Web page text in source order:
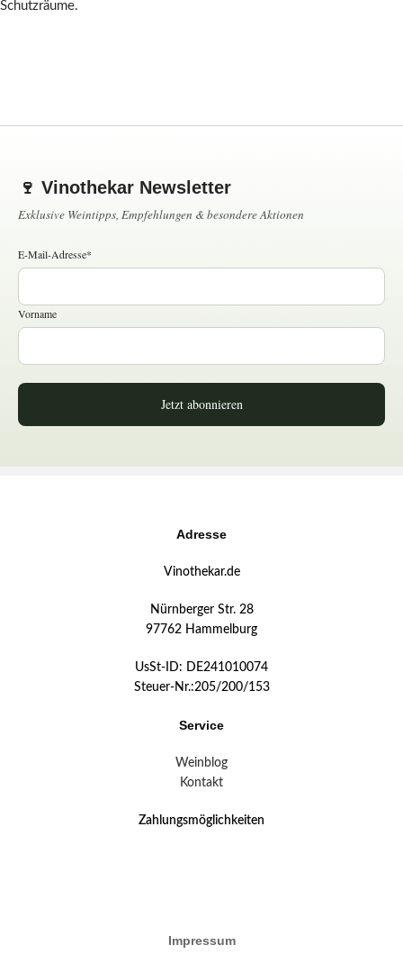
Schutzräume.
🍷 Vinothekar Newsletter
Exklusive Weintipps, Empfehlungen & besondere Aktionen
E-Mail-Adresse*
Vorname
Jetzt abonnieren
Adresse
Vinothekar.de
Nürnberger Str. 28
97762 Hammelburg
UsSt-ID: DE241010074
Steuer-Nr.:205/200/153
Service
Weinblog
Kontakt
Zahlungsmöglichkeiten
Impressum